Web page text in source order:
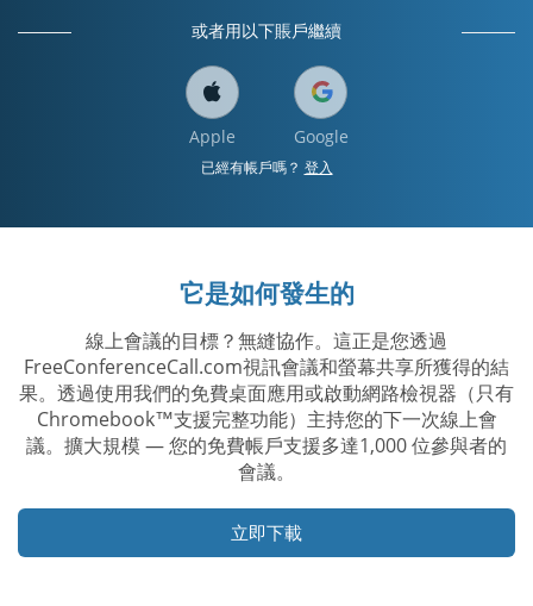
或者用以下賬戶繼續
Apple Google
已經有帳戶嗎？ 登入
它是如何發生的
線上會議的目標？無縫協作。這正是您透過
FreeConferenceCall.com視訊會議和螢幕共享所獲得的結
果。透過使用我們的免費桌面應用或啟動網路檢視器（只有
Chromebook™支援完整功能）主持您的下一次線上會
議。擴大規模 — 您的免費帳戶支援多達1,000 位參與者的
會議。
立即下載